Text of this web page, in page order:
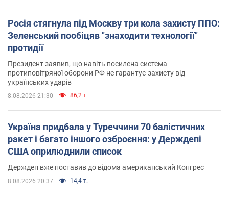
Росія стягнула під Москву три кола захисту ППО:
Зеленський пообіцяв "знаходити технології"
протидії
Президент заявив, що навіть посилена система
протиповітряної оборони РФ не гарантує захисту від
українських ударів
8.08.2026 21:30 86,2 т.
Україна придбала у Туреччини 70 балістичних
ракет і багато іншого озброєння: у Держдепі
США оприлюднили список
Держдеп вже поставив до відома американський Конгрес
8.08.2026 20:37 14,4 т.